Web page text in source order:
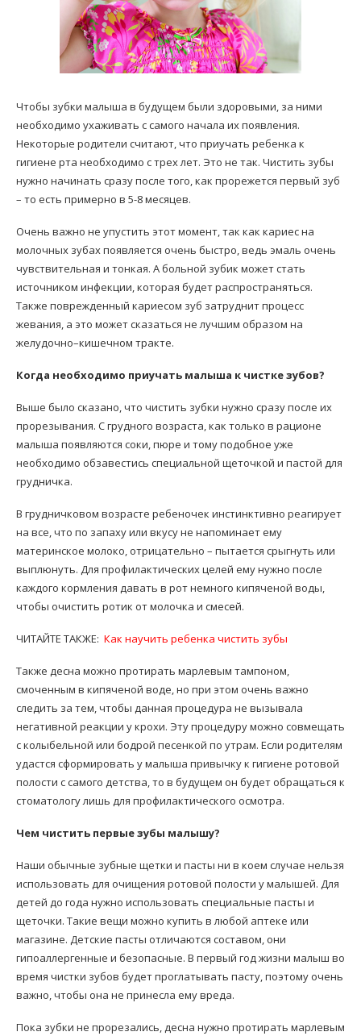
Чтобы зубки малыша в будущем были здоровыми, за ними
необходимо ухаживать с самого начала их появления.
Некоторые родители считают, что приучать ребенка к
гигиене рта необходимо с трех лет. Это не так. Чистить зубы
нужно начинать сразу после того, как прорежется первый зуб
– то есть примерно в 5-8 месяцев.
Очень важно не упустить этот момент, так как кариес на
молочных зубах появляется очень быстро, ведь эмаль очень
чувствительная и тонкая. А больной зубик может стать
источником инфекции, которая будет распространяться.
Также поврежденный кариесом зуб затруднит процесс
жевания, а это может сказаться не лучшим образом на
желудочно–кишечном тракте.
Когда необходимо приучать малыша к чистке зубов?
Выше было сказано, что чистить зубки нужно сразу после их
прорезывания. С грудного возраста, как только в рационе
малыша появляются соки, пюре и тому подобное уже
необходимо обзавестись специальной щеточкой и пастой для
грудничка.
В грудничковом возрасте ребеночек инстинктивно реагирует
на все, что по запаху или вкусу не напоминает ему
материнское молоко, отрицательно – пытается срыгнуть или
выплюнуть. Для профилактических целей ему нужно после
каждого кормления давать в рот немного кипяченой воды,
чтобы очистить ротик от молочка и смесей.
ЧИТАЙТЕ ТАКЖЕ: Как научить ребенка чистить зубы
Также десна можно протирать марлевым тампоном,
смоченным в кипяченой воде, но при этом очень важно
следить за тем, чтобы данная процедура не вызывала
негативной реакции у крохи. Эту процедуру можно совмещать
с колыбельной или бодрой песенкой по утрам. Если родителям
удастся сформировать у малыша привычку к гигиене ротовой
полости с самого детства, то в будущем он будет обращаться к
стоматологу лишь для профилактического осмотра.
Чем чистить первые зубы малышу?
Наши обычные зубные щетки и пасты ни в коем случае нельзя
использовать для очищения ротовой полости у малышей. Для
детей до года нужно использовать специальные пасты и
щеточки. Такие вещи можно купить в любой аптеке или
магазине. Детские пасты отличаются составом, они
гипоаллергенные и безопасные. В первый год жизни малыш во
время чистки зубов будет проглатывать пасту, поэтому очень
важно, чтобы она не принесла ему вреда.
Пока зубки не прорезались, десна нужно протирать марлевым